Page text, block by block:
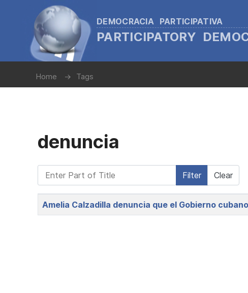
DEMOCRACIA PARTICIPATIVA
PARTICIPATORY
Home Tags
denuncia
Enter Part of Title Filter Clear
Title
Amelia Calzadilla denuncia que el Gobierno